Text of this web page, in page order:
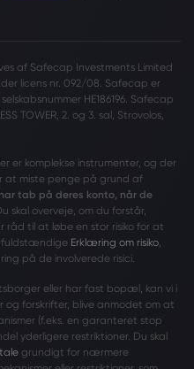
af Safecap Investments Limited
licens nr. 092/08. Safecap er
HE186196. Safecap
TOWER, 2. og 3. sal, Strovolos,
er komplekse instrumenter, og der
at miste penge på grund af
tab på deres konto, når de
skal overveje, om du forstår,
råd til at løbe en stor risiko for at
fuldstændige Erklæring om risiko
på de involverede risici.
eller har fast bopæl, kan vi i
forskrifter, blive anmodet om at
(f.eks. en garanteret stop
yderligere restriktioner. Du skal
grundigt for nærmere